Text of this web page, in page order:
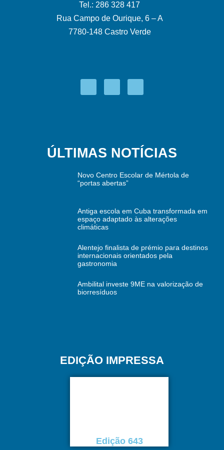
Tel.: 286 328 417
Rua Campo de Ourique, 6 – A
7780-148 Castro Verde
ÚLTIMAS NOTÍCIAS
Novo Centro Escolar de Mértola de
“portas abertas”
Antiga escola em Cuba transformada em
espaço adaptado às alterações
climáticas
Alentejo finalista de prémio para destinos
internacionais orientados pela
gastronomia
Ambilital investe 9ME na valorização de
biorresíduos
EDIÇÃO IMPRESSA
Edição 643